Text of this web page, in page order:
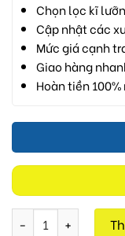
Chọn lọc kĩ
Cập nhật các
Mức giá cạnh
Giao hàng
Hoàn tiền
Trưởng Thành HD05